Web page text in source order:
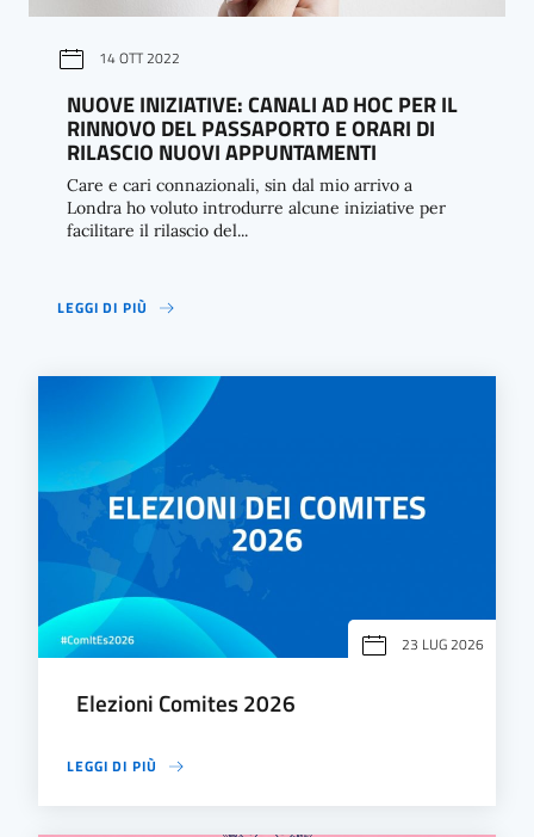
14 OTT 2022
NUOVE INIZIATIVE: CANALI AD HOC PER IL
RINNOVO DEL PASSAPORTO E ORARI DI
RILASCIO NUOVI APPUNTAMENTI
Care e cari connazionali, sin dal mio arrivo a
Londra ho voluto introdurre alcune iniziative per
facilitare il rilascio del...
LEGGI DI PIÙ
23 LUG 2026
Elezioni Comites 2026
LEGGI DI PIÙ